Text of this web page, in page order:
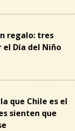
regalo: tres
Día del Niño
que Chile es el
sienten que